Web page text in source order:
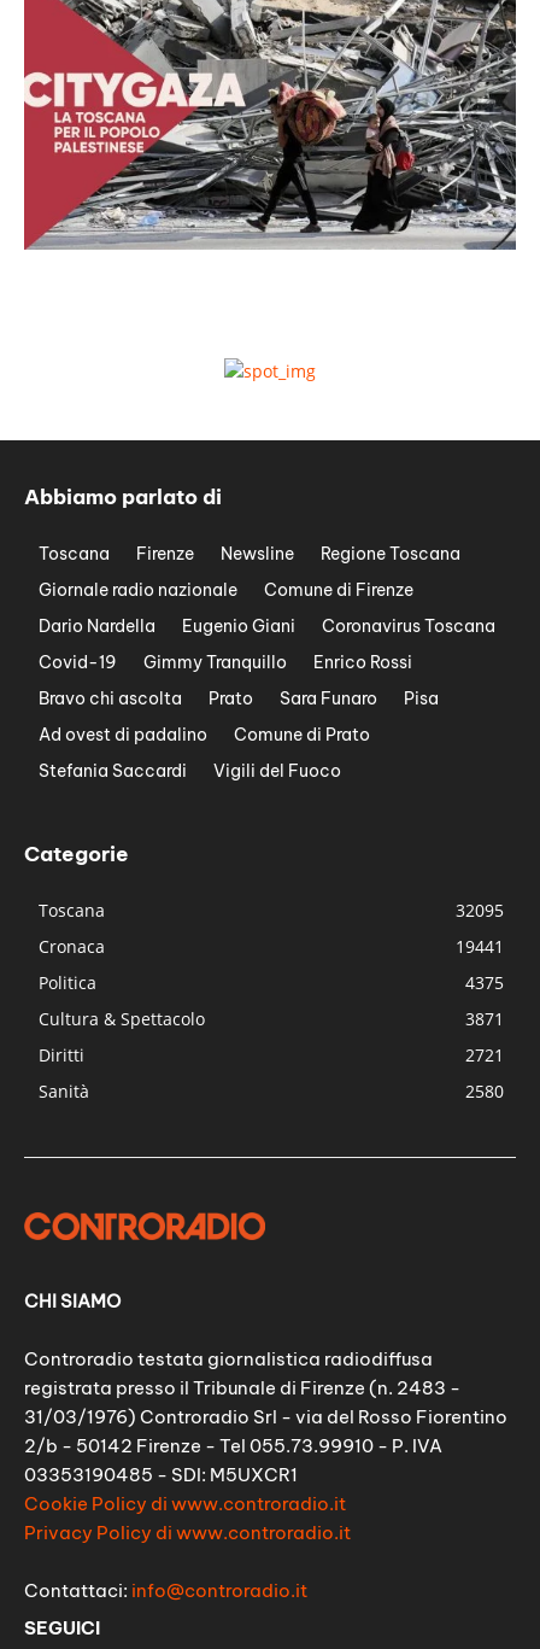
Abbiamo parlato di
Toscana Firenze Newsline
Regione Toscana
Giornale radio nazionale
Comune di Firenze
Dario Nardella
Eugenio Giani
Coronavirus Toscana
Covid-19
Gimmy Tranquillo
Enrico Rossi
Bravo chi ascolta
Prato Sara Funaro
Pisa
Ad ovest di padalino
Comune di Prato
Stefania Saccardi
Vigili del Fuoco
Categorie
Toscana
32095
Cronaca
19441
Politica
4375
Cultura & Spettacolo
3871
Diritti
2721
Sanità
2580
CHI SIAMO
Controradio testata giornalistica radiodiffusa
registrata presso il Tribunale di Firenze (n. 2483 -
31/03/1976) Controradio Srl - via del Rosso Fiorentino
2/b - 50142 Firenze - Tel 055.73.99910 - P. IVA
03353190485 - SDI: M5UXCR1
Cookie Policy di www.controradio.it
Privacy Policy di www.controradio.it
Contattaci: info@controradio.it
SEGUICI